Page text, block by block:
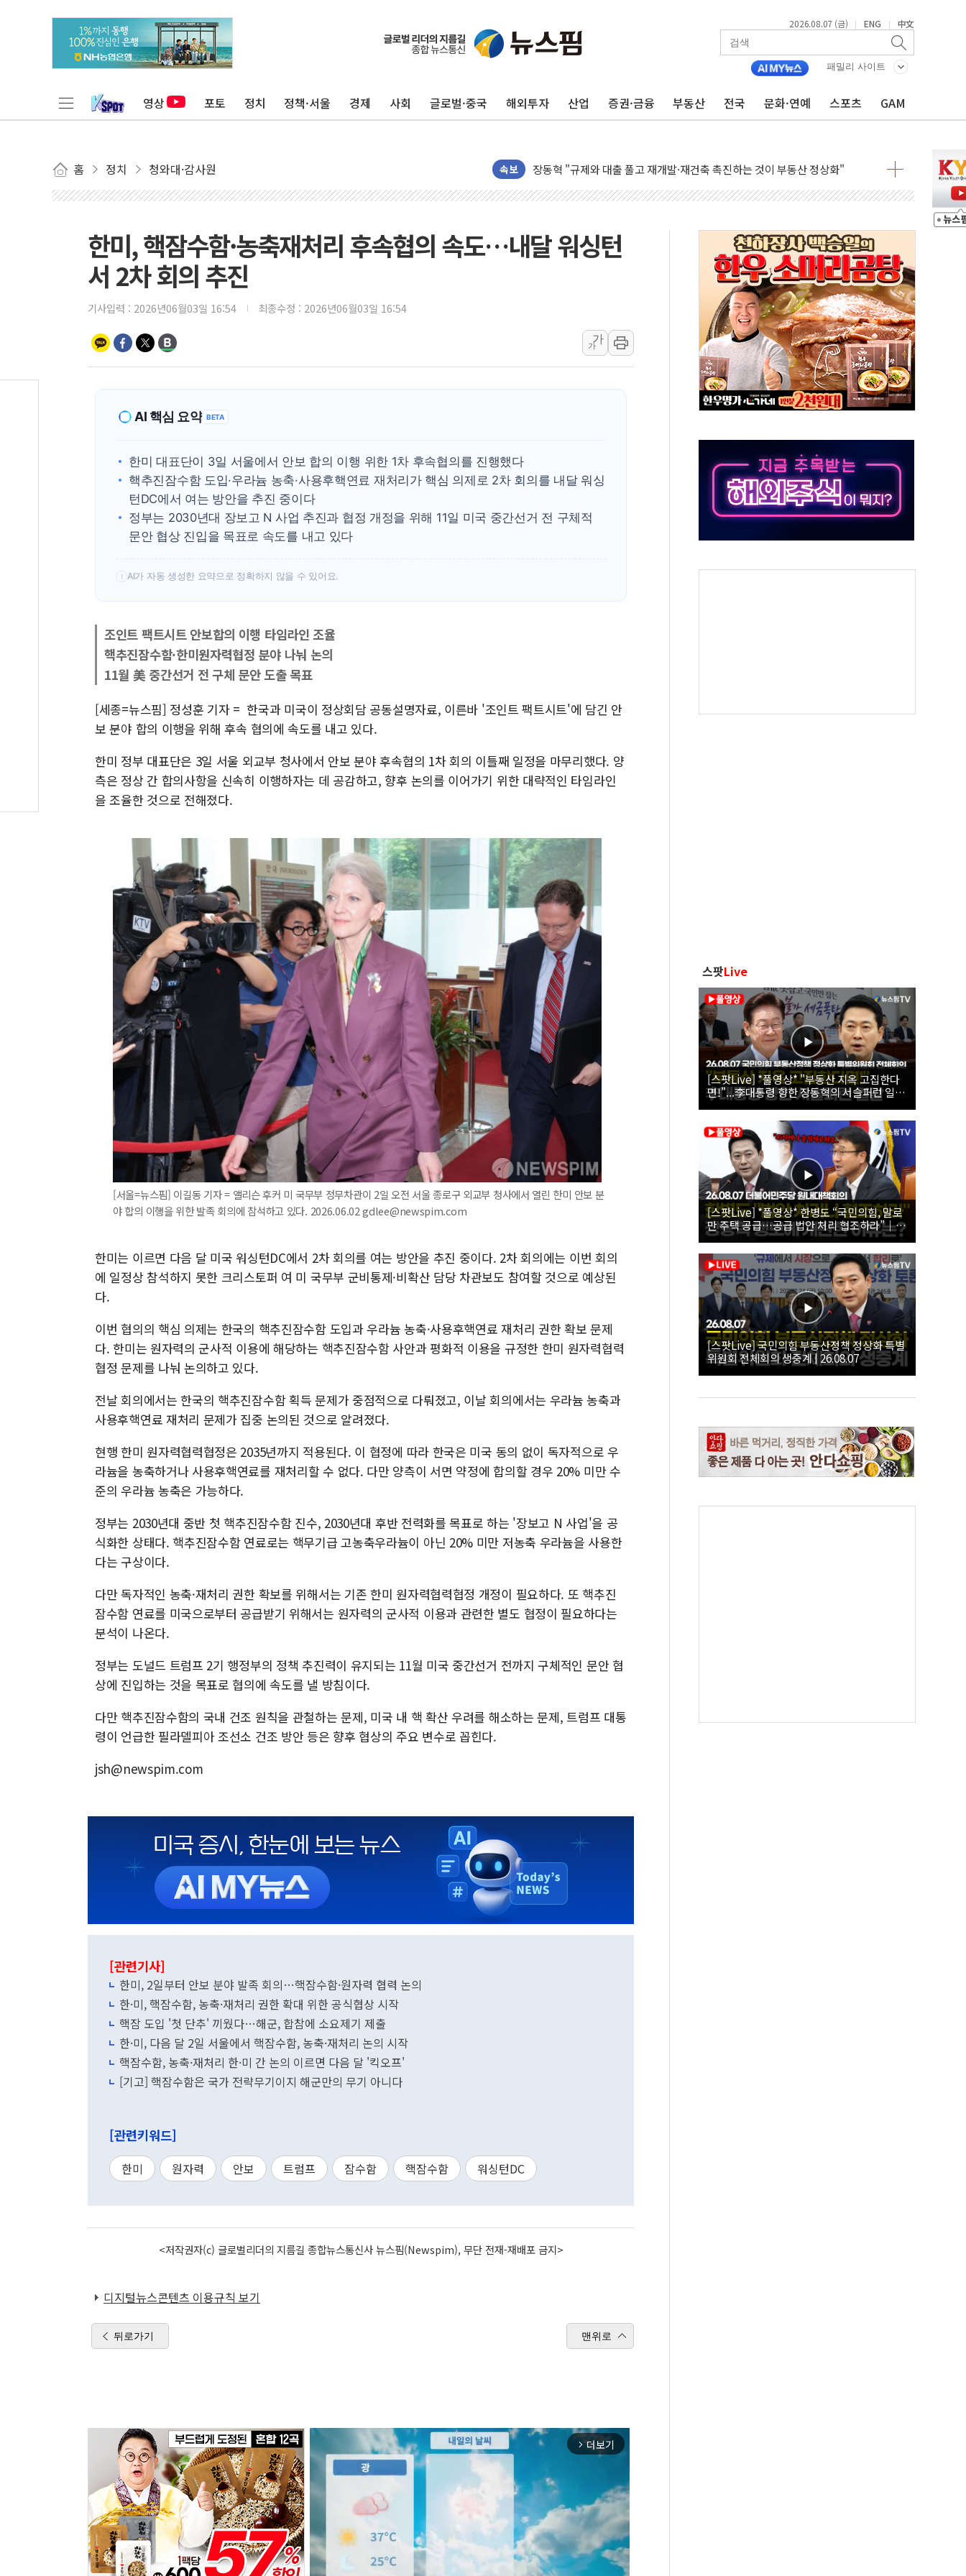
2026.08.07 (금) | ENG | 中文
패밀리 사이트
영상 포토 정치 정책·서울 경제 사회 글로벌·중국 해외투자 산업 증권·금융 부동산 전국 문화·연예 스포츠 GAM
홈 정치 청와대·감사원 속보
코스피·코스닥 오전 동반 하락…내린 종목이 두 배 넘어
'입추'인데 연일 찜통더위…김성환 기후부 장관 "예측범위 벗어나도 즉시대응"
유니슨 "국내생산세액공제·인증제도 개선 수혜 기대"
창호 교체하다 난간 무너져…대전서 50대 일용직 추락 사망
[속보] 종합특검, '尹 관저 이전 감사 무마' 유병호 감사위원 구속 기소
AI에 승부 건 네이버…내년 AI 팩토리 매출 본격화
오렌지플래닛 창업재단, 스타트업 지원 프로그램 성료
경찰, '300억대 사기 혐의' 차가원 대표 구속 송치
[속보] '해병 순직 책임' 임성근 전 사단장 항소심도 징역 3년 선고
부동산정책 정상화 특별위원회 전체회의서 발언하는 장동혁 대표
경찰, '강북구 오피스텔 살인' 50대 남성 구속 송치
전국 그늘막 4만개 육박 7년 새 7배 늘었다...폭염 대책비는 8.6배 증가
"취약계층에 더 가혹한 여름"…구윤철, 쪽방촌 폭염 대응상황 점검
美·日 환율공조에 유럽 패싱… '유로화 팔아 엔화 부양' 사후 통보만
한미, 핵잠수함·농축재처리 후속협의 속도…내달 워싱턴
서 2차 회의 추진
기사입력 : 2026년06월03일 16:54 최종수정 : 2026년06월03일 16:54
가
가
AI 핵심 요약 BETA
한미 대표단이 3일 서울에서 안보 합의 이행 위한 1차 후속협의를 진행했다
핵추진잠수함 도입·우라늄 농축·사용후핵연료 재처리가 핵심 의제로 2차 회의를 내달 워싱
턴DC에서 여는 방안을 추진 중이다
정부는 2030년대 장보고 N 사업 추진과 협정 개정을 위해 11일 미국 중간선거 전 구체적
문안 협상 진입을 목표로 속도를 내고 있다
! AI가 자동 생성한 요약으로 정확하지 않을 수 있어요.
조인트 팩트시트 안보합의 이행 타임라인 조율
핵추진잠수함·한미원자력협정 분야 나눠 논의
11월 美 중간선거 전 구체 문안 도출 목표
[세종=뉴스핌] 정성훈 기자 = 한국과 미국이 정상회담 공동설명자료, 이른바 '조인트 팩트시트'에 담긴 안
보 분야 합의 이행을 위해 후속 협의에 속도를 내고 있다.
한미 정부 대표단은 3일 서울 외교부 청사에서 안보 분야 후속협의 1차 회의 이틀째 일정을 마무리했다. 양
측은 정상 간 합의사항을 신속히 이행하자는 데 공감하고, 향후 논의를 이어가기 위한 대략적인 타임라인
을 조율한 것으로 전해졌다.
[서울=뉴스핌] 이길동 기자 = 앨리슨 후커 미 국무부 정무차관이 2일 오전 서울 종로구 외교부 청사에서 열린 한미 안보 분
야 합의 이행을 위한 발족 회의에 참석하고 있다. 2026.06.02 gdlee@newspim.com
한미는 이르면 다음 달 미국 워싱턴DC에서 2차 회의를 여는 방안을 추진 중이다. 2차 회의에는 이번 회의
에 일정상 참석하지 못한 크리스토퍼 여 미 국무부 군비통제·비확산 담당 차관보도 참여할 것으로 예상된
다.
이번 협의의 핵심 의제는 한국의 핵추진잠수함 도입과 우라늄 농축·사용후핵연료 재처리 권한 확보 문제
다. 한미는 원자력의 군사적 이용에 해당하는 핵추진잠수함 사안과 평화적 이용을 규정한 한미 원자력협력
협정 문제를 나눠 논의하고 있다.
전날 회의에서는 한국의 핵추진잠수함 획득 문제가 중점적으로 다뤄졌고, 이날 회의에서는 우라늄 농축과
사용후핵연료 재처리 문제가 집중 논의된 것으로 알려졌다.
현행 한미 원자력협력협정은 2035년까지 적용된다. 이 협정에 따라 한국은 미국 동의 없이 독자적으로 우
라늄을 농축하거나 사용후핵연료를 재처리할 수 없다. 다만 양측이 서면 약정에 합의할 경우 20% 미만 수
준의 우라늄 농축은 가능하다.
정부는 2030년대 중반 첫 핵추진잠수함 진수, 2030년대 후반 전력화를 목표로 하는 '장보고 N 사업'을 공
식화한 상태다. 핵추진잠수함 연료로는 핵무기급 고농축우라늄이 아닌 20% 미만 저농축 우라늄을 사용한
다는 구상이다.
다만 독자적인 농축·재처리 권한 확보를 위해서는 기존 한미 원자력협력협정 개정이 필요하다. 또 핵추진
잠수함 연료를 미국으로부터 공급받기 위해서는 원자력의 군사적 이용과 관련한 별도 협정이 필요하다는
분석이 나온다.
정부는 도널드 트럼프 2기 행정부의 정책 추진력이 유지되는 11월 미국 중간선거 전까지 구체적인 문안 협
상에 진입하는 것을 목표로 협의에 속도를 낼 방침이다.
다만 핵추진잠수함의 국내 건조 원칙을 관철하는 문제, 미국 내 핵 확산 우려를 해소하는 문제, 트럼프 대통
령이 언급한 필라델피아 조선소 건조 방안 등은 향후 협상의 주요 변수로 꼽힌다.
jsh@newspim.com
[관련기사]
한미, 2일부터 안보 분야 발족 회의…핵잠수함·원자력 협력 논의
한·미, 핵잠수함, 농축·재처리 권한 확대 위한 공식협상 시작
핵잠 도입 '첫 단추' 끼웠다…해군, 합참에 소요제기 제출
한·미, 다음 달 2일 서울에서 핵잠수함, 농축·재처리 논의 시작
핵잠수함, 농축·재처리 한·미 간 논의 이르면 다음 달 '킥오프'
[기고] 핵잠수함은 국가 전략무기이지 해군만의 무기 아니다
[관련키워드]
한미 원자력 안보 트럼프 잠수함 핵잠수함 워싱턴DC
<저작권자(c) 글로벌리더의 지름길 종합뉴스통신사 뉴스핌(Newspim), 무단 전재-재배포 금지>
디지털뉴스콘텐츠 이용규칙 보기
뒤로가기 맨위로
arrow_forward_ios 더보기
스팟Live
[스팟Live] *풀영상* "부동산 지옥 고집한다
면!"...李대통령 향한 장동혁의 서슬퍼런 일갈
| 26.08.07 국민의힘 부동산정책 정상화 특별
위원회 전체회의
[스팟Live] *풀영상* 한병도 “국민의힘, 말로
만 주택 공급…공급 법안 처리 협조하라”｜
26.08.07 더불어민주당 원내대책회의
[스팟Live] 국민의힘 부동산정책 정상화 특별
위원회 전체회의 생중계 | 26.08.07